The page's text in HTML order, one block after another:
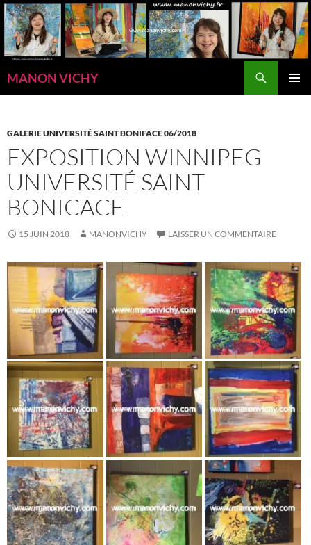
Aller
au
contenu
MANON VICHY
GALERIE UNIVERSITÉ SAINT BONIFACE 06/2018
EXPOSITION WINNIPEG
UNIVERSITÉ SAINT
BONICACE
15 JUIN 2018 MANONVICHY LAISSER UN COMMENTAIRE